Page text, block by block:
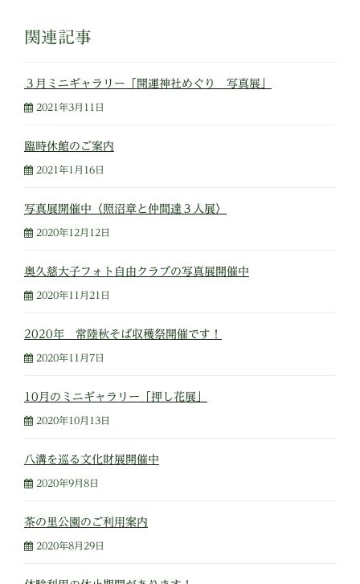
関連記事
３月ミニギャラリー「開運神社めぐり 写真展」
2021年3月11日
臨時休館のご案内
2021年1月16日
写真展開催中〈照沼章と仲間達３人展〉
2020年12月12日
奥久慈大子フォト自由クラブの写真展開催中
2020年11月21日
2020年 常陸秋そば収穫祭開催です！
2020年11月7日
10月のミニギャラリー「押し花展」
2020年10月13日
八溝を巡る文化財展開催中
2020年9月8日
茶の里公園のご利用案内
2020年8月29日